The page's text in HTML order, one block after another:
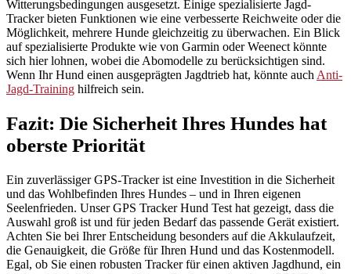
Witterungsbedingungen ausgesetzt. Einige spezialisierte Jagd-
Tracker bieten Funktionen wie eine verbesserte Reichweite oder die
Möglichkeit, mehrere Hunde gleichzeitig zu überwachen. Ein Blick
auf spezialisierte Produkte wie von Garmin oder Weenect könnte
sich hier lohnen, wobei die Abomodelle zu berücksichtigen sind.
Wenn Ihr Hund einen ausgeprägten Jagdtrieb hat, könnte auch Anti-
Jagd-Training hilfreich sein.
Fazit: Die Sicherheit Ihres Hundes hat
oberste Priorität
Ein zuverlässiger GPS-Tracker ist eine Investition in die Sicherheit
und das Wohlbefinden Ihres Hundes – und in Ihren eigenen
Seelenfrieden. Unser GPS Tracker Hund Test hat gezeigt, dass die
Auswahl groß ist und für jeden Bedarf das passende Gerät existiert.
Achten Sie bei Ihrer Entscheidung besonders auf die Akkulaufzeit,
die Genauigkeit, die Größe für Ihren Hund und das Kostenmodell.
Egal, ob Sie einen robusten Tracker für einen aktiven Jagdhund, ein